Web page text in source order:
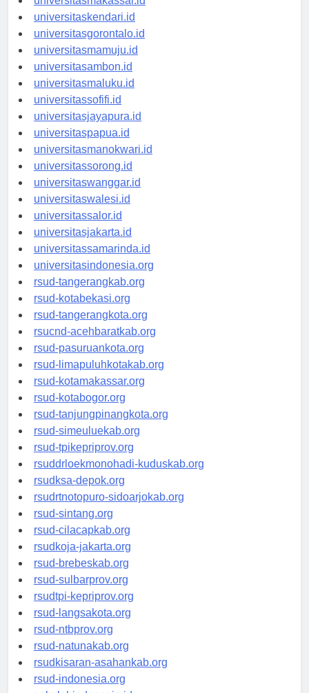
universitasmakassar.id
universitaskendari.id
universitasgorontalo.id
universitasmamuju.id
universitasambon.id
universitasmaluku.id
universitassofifi.id
universitasjayapura.id
universitaspapua.id
universitasmanokwari.id
universitassorong.id
universitaswanggar.id
universitaswalesi.id
universitassalor.id
universitasjakarta.id
universitassamarinda.id
universitasindonesia.org
rsud-tangerangkab.org
rsud-kotabekasi.org
rsud-tangerangkota.org
rsucnd-acehbaratkab.org
rsud-pasuruankota.org
rsud-limapuluhkotakab.org
rsud-kotamakassar.org
rsud-kotabogor.org
rsud-tanjungpinangkota.org
rsud-simeuluekab.org
rsud-tpikepriprov.org
rsuddrloekmonohadi-kuduskab.org
rsudksa-depok.org
rsudrtnotopuro-sidoarjokab.org
rsud-sintang.org
rsud-cilacapkab.org
rsudkoja-jakarta.org
rsud-brebeskab.org
rsud-sulbarprov.org
rsudtpi-kepriprov.org
rsud-langsakota.org
rsud-ntbprov.org
rsud-natunakab.org
rsudkisaran-asahankab.org